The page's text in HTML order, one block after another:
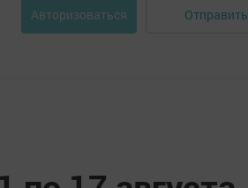
Авторизоваться Отправить